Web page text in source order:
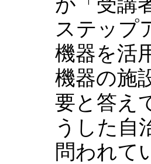
ステップ
機器を活
機器の施
要と答え
うした自
問われて